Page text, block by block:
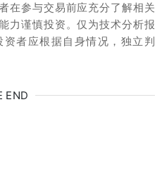
在参与交易前应充分了解相关
力谨慎投资。仅为技术分析报
者应根据自身情况，独立判
END